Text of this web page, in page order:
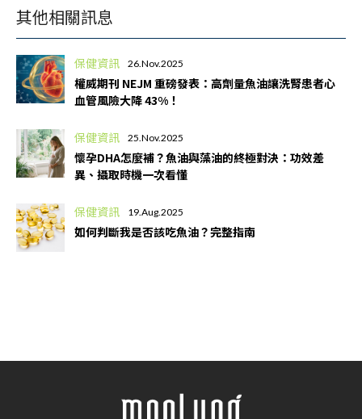
其他相關訊息
保健資訊 26.Nov.2025
權威期刊 NEJM 重磅發表：高劑量魚油讓洗腎患者心
血管風險大降 43%！
保健資訊 25.Nov.2025
懷孕DHA怎麼補？魚油與藻油的終極對決：功效差
異、攝取時機一次看懂
保健資訊 19.Aug.2025
如何判斷我是否該吃魚油？完整指南